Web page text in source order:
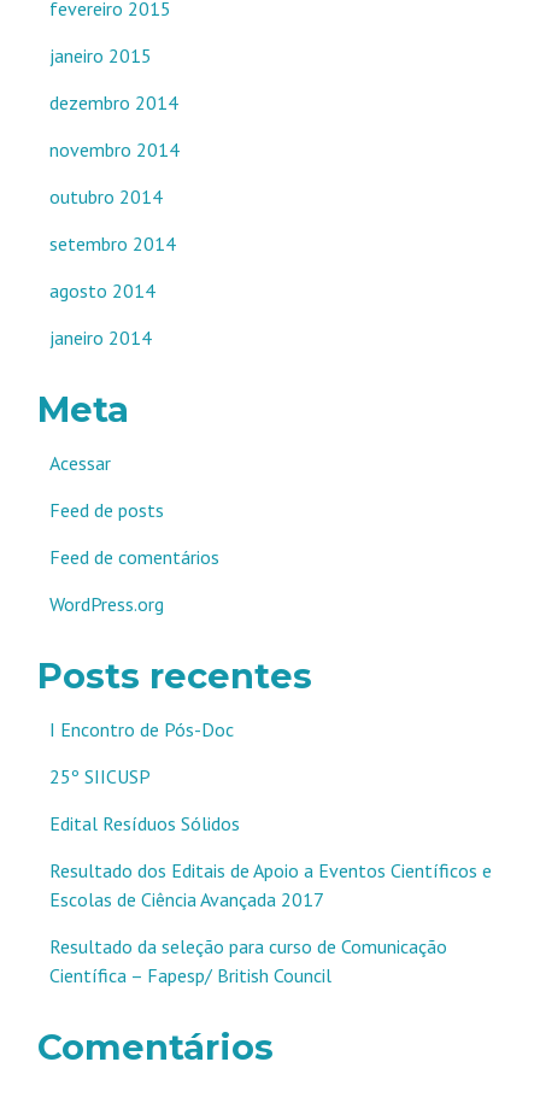
fevereiro 2015
janeiro 2015
dezembro 2014
novembro 2014
outubro 2014
setembro 2014
agosto 2014
janeiro 2014
Meta
Acessar
Feed de posts
Feed de comentários
WordPress.org
Posts recentes
I Encontro de Pós-Doc
25º SIICUSP
Edital Resíduos Sólidos
Resultado dos Editais de Apoio a Eventos Científicos e
Escolas de Ciência Avançada 2017
Resultado da seleção para curso de Comunicação
Científica – Fapesp/ British Council
Comentários